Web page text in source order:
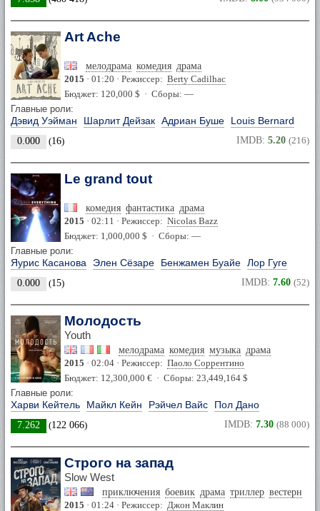
Art Ache
мелодрама комедия драма
2015 · 01:20 · Режиссер: Berty Cadilhac
Бюджет: 120,000 $ · Сборы: —
Главные роли:
Дэвид Уэйман Шарлит Дейзак Адриан Буше Louis Bernard
0.000 (16) IMDB: 5.20 (216)
Le grand tout
комедия фантастика драма
2015 · 02:11 · Режиссер: Nicolas Bazz
Бюджет: 1,000,000 $ · Сборы: —
Главные роли:
Яурис Касанова Элен Сёзаре Бенжамен Буайе Лор Гуге
0.000 (15) IMDB: 7.60 (52)
Молодость
Youth
мелодрама комедия музыка драма
2015 · 02:04 · Режиссер: Паоло Соррентино
Бюджет: 12,300,000 € · Сборы: 23,449,164 $
Главные роли:
Харви Кейтель Майкл Кейн Рэйчел Вайс Пол Дано
7.262 (122 066) IMDB: 7.30 (88 000)
Строго на запад
Slow West
приключения боевик драма триллер вестерн
2015 · 01:24 · Режиссер: Джон Маклин